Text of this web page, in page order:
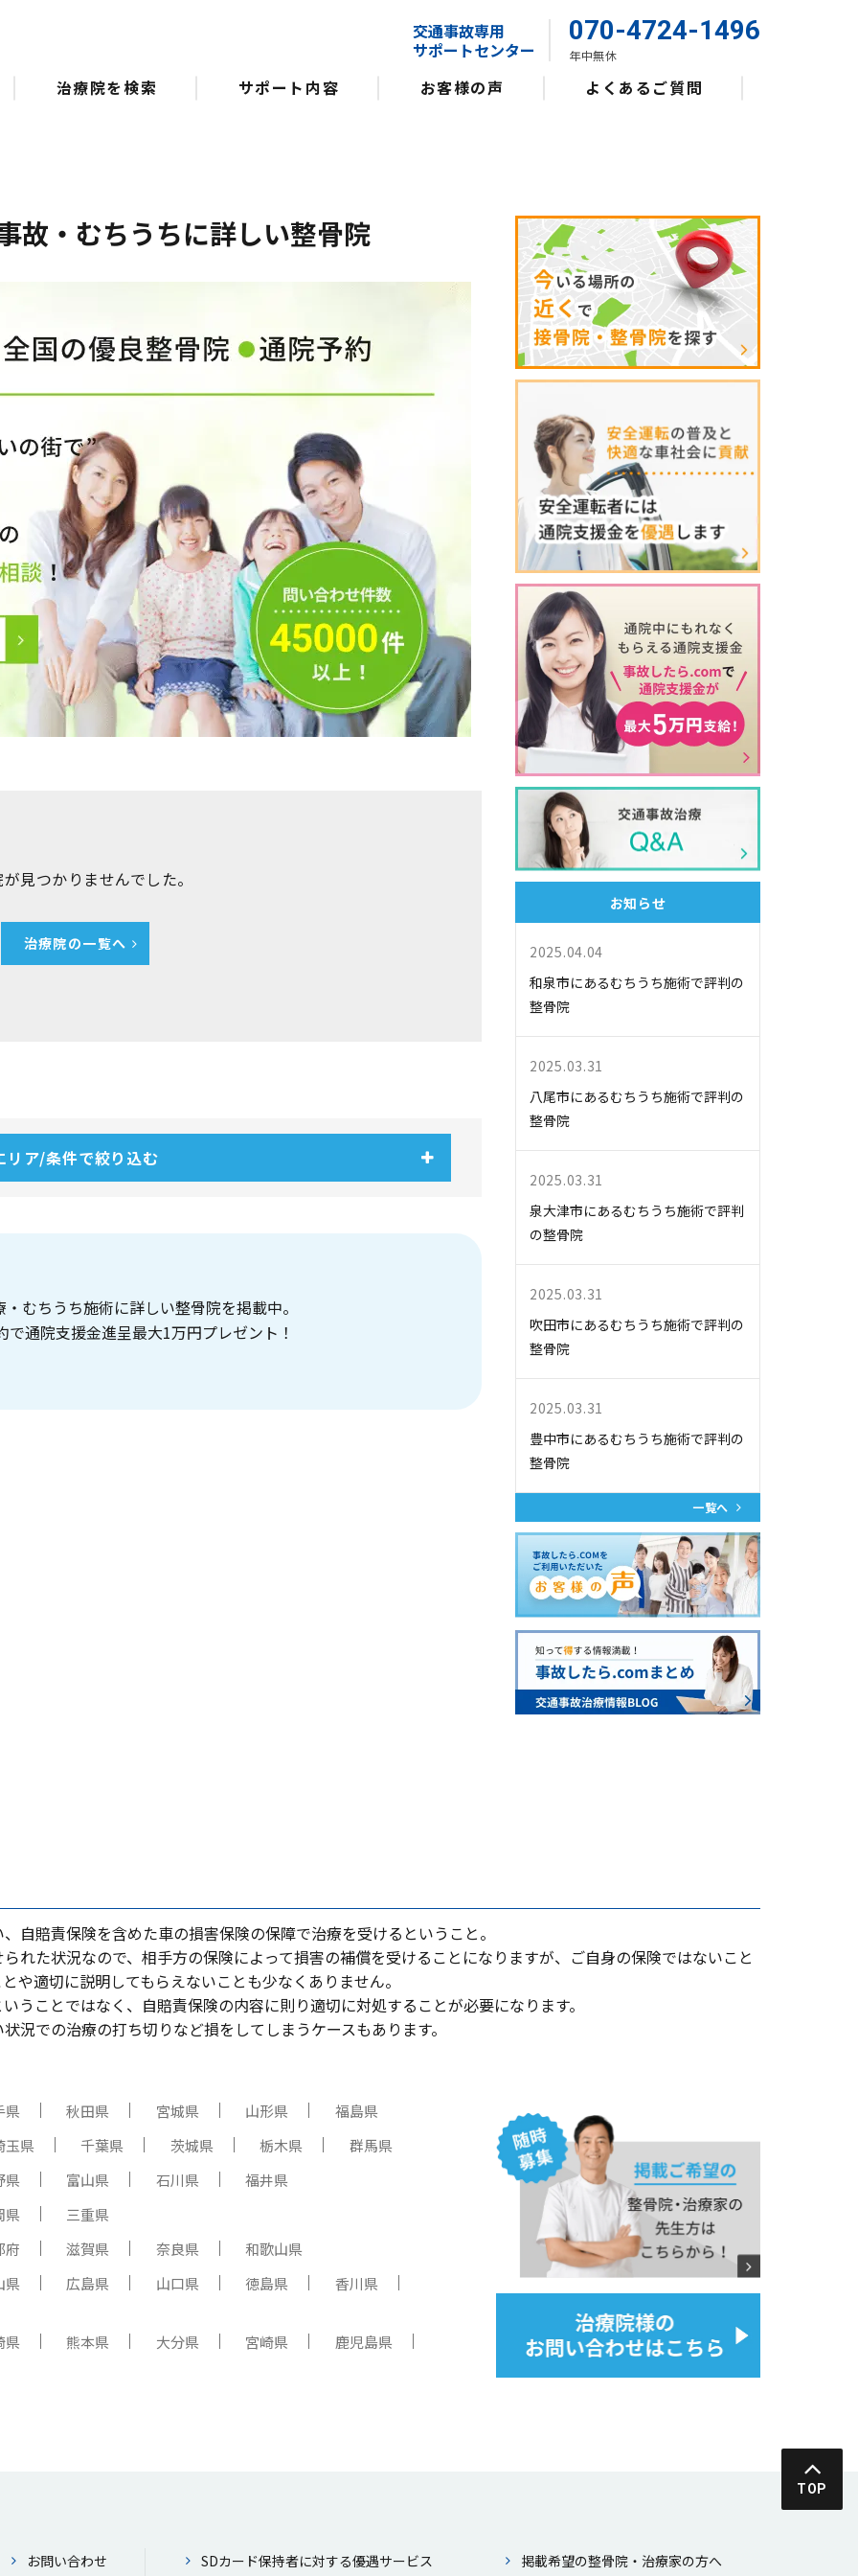
交通事故専用
サポートセンター
070-4724-1496
年中無休
治療院を検索 サポート内容 お客様の声 よくあるご質問
故・むちうちに詳しい整骨院
見つかりませんでした。
治療院の一覧へ
リア/条件で絞り込む
むちうち施術に詳しい整骨院を掲載中。
通院支援金進呈最大1万円プレゼント！
お知らせ
2025.04.04
和泉市にあるむちうち施術で評判の
整骨院
2025.03.31
八尾市にあるむちうち施術で評判の
整骨院
2025.03.31
泉大津市にあるむちうち施術で評判
の整骨院
2025.03.31
吹田市にあるむちうち施術で評判の
整骨院
2025.03.31
豊中市にあるむちうち施術で評判の
整骨院
一覧へ
⾃賠責保険を含めた⾞の損害保険の保障で治療を受けるということ。
れた状況なので、相⼿⽅の保険によって損害の補償を受けることになりますが、ご⾃⾝の保険ではないこと
や適切に説明してもらえないことも少なくありません。
うことではなく、⾃賠責保険の内容に則り適切に対処することが必要になります。
況での治療の打ち切りなど損をしてしまうケースもあります。
県 秋田県 宮城県 山形県
福島県
玉県
千葉県 茨城県 栃木県
群馬県
県
富山県 石川県
福井県
県
三重県
府
滋賀県 奈良県
和歌山県
県
広島県 山口県 徳島県 香川県
県 熊本県 大分県 宮崎県 鹿児島県
TOP
お問い合わせ SDカード保持者に対する優遇サービス 掲載希望の整⾻院・治療家の⽅へ